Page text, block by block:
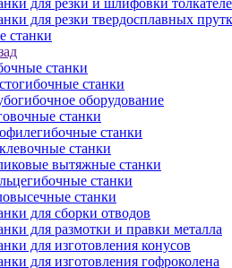
для резки и шлифовки
для резки твердосплавных
станки
станки
станки
оборудование
станки
станки
станки
вытяжные станки
станки
станки
для сборки отводов
для размотки и правки металла
для изготовления конусов
для изготовления гофроколена